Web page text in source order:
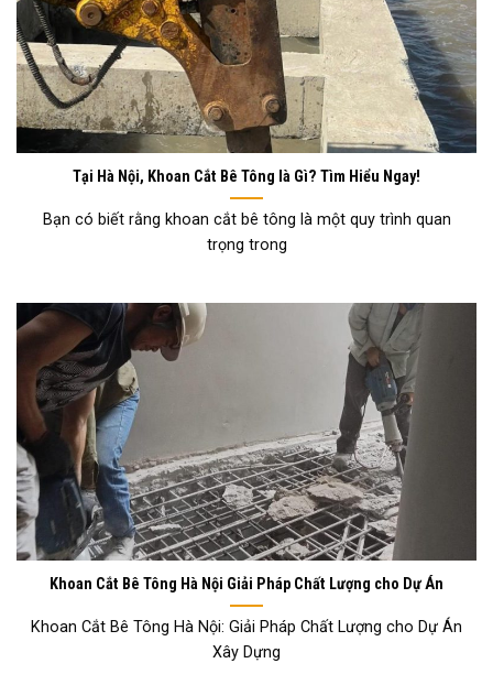
Tại Hà Nội, Khoan Cắt Bê Tông là Gì? Tìm Hiểu Ngay!
Bạn có biết rằng khoan cắt bê tông là một quy trình quan
trọng trong
Khoan Cắt Bê Tông Hà Nội Giải Pháp Chất Lượng cho Dự Án
Khoan Cắt Bê Tông Hà Nội: Giải Pháp Chất Lượng cho Dự Án
Xây Dựng